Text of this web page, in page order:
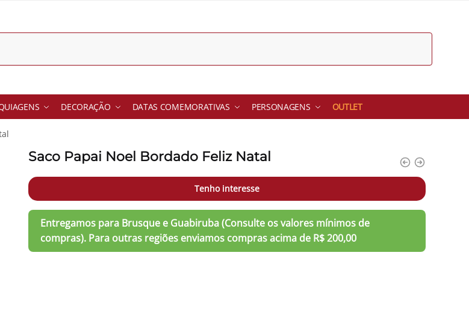
DECORAÇÃO DATAS COMEMORATIVAS PERSONAGENS OUTLET
Saco Papai Noel Bordado Feliz Natal
Tenho interesse